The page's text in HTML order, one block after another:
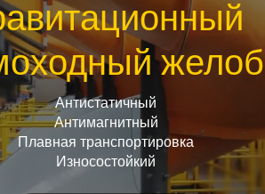
желоб
Антистатичный
Антимагнитный
Плавная транспортировка
Износостойкий